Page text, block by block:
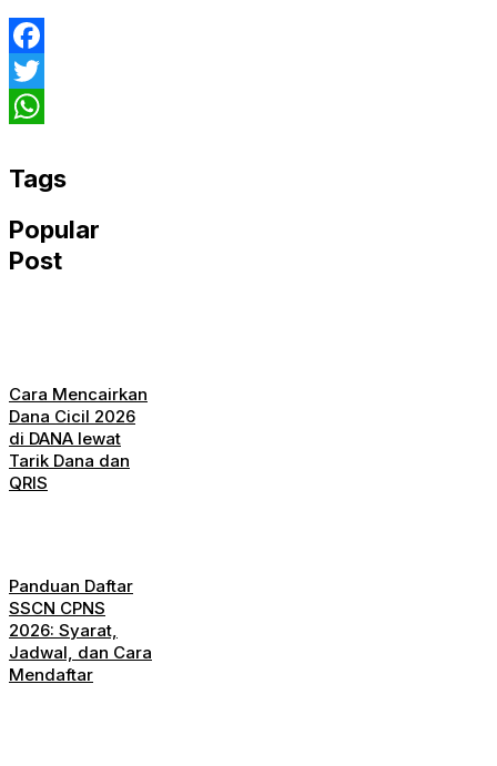
Facebook
Twitter
Tags
Popular
Post
Cara Mencairkan
Dana Cicil 2026
di DANA lewat
Tarik Dana dan
QRIS
Panduan Daftar
SSCN CPNS
2026: Syarat,
Jadwal, dan Cara
Mendaftar